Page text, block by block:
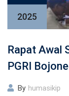
2025
Rapat Awal
PGRI
By humasikip